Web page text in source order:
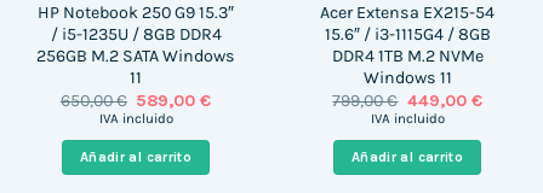
HP Notebook 250 G9 15.3″
/ i5-1235U / 8GB DDR4
256GB M.2 SATA Windows
11
650,00€ El
precio
era:
650,00 €.
589,00€El
IVA incluido
Añadir al carrito
Acer Extensa EX215-54
15.6″ / i3-1115G4 / 8GB
DDR4 1TB M.2 NVMe
Windows 11
799,00€ El
precio
era:
799,00 €.
449,00 €El
es:
449,00
IVA incluido
Añadir al carrito